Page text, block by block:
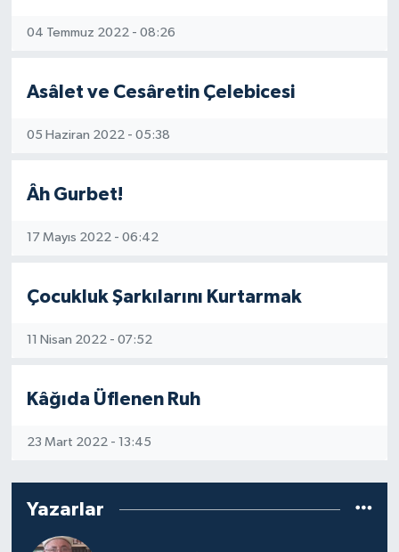
04 Temmuz 2022 - 08:26
Asâlet ve Cesâretin Çelebicesi
05 Haziran 2022 - 05:38
Âh Gurbet!
17 Mayıs 2022 - 06:42
Çocukluk Şarkılarını Kurtarmak
11 Nisan 2022 - 07:52
Kâğıda Üflenen Ruh
23 Mart 2022 - 13:45
Yazarlar